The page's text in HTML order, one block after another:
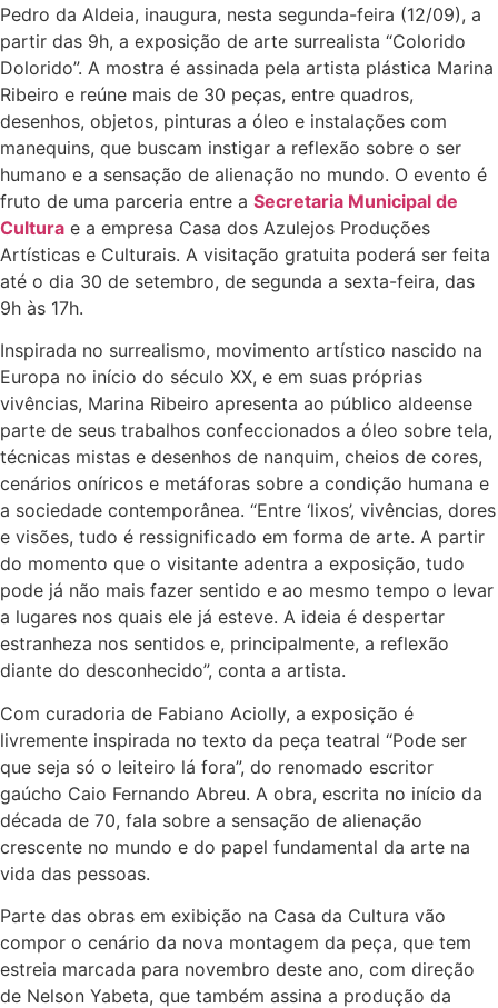
Pedro da Aldeia, inaugura, nesta segunda-feira (12/09), a
partir das 9h, a exposição de arte surrealista “Colorido
Dolorido”. A mostra é assinada pela artista plástica Marina
Ribeiro e reúne mais de 30 peças, entre quadros,
desenhos, objetos, pinturas a óleo e instalações com
manequins, que buscam instigar a reflexão sobre o ser
humano e a sensação de alienação no mundo. O evento é
fruto de uma parceria entre a Secretaria Municipal de
Cultura e a empresa Casa dos Azulejos Produções
Artísticas e Culturais. A visitação gratuita poderá ser feita
até o dia 30 de setembro, de segunda a sexta-feira, das
9h às 17h.
Inspirada no surrealismo, movimento artístico nascido na
Europa no início do século XX, e em suas próprias
vivências, Marina Ribeiro apresenta ao público aldeense
parte de seus trabalhos confeccionados a óleo sobre tela,
técnicas mistas e desenhos de nanquim, cheios de cores,
cenários oníricos e metáforas sobre a condição humana e
a sociedade contemporânea. “Entre ‘lixos’, vivências, dores
e visões, tudo é ressignificado em forma de arte. A partir
do momento que o visitante adentra a exposição, tudo
pode já não mais fazer sentido e ao mesmo tempo o levar
a lugares nos quais ele já esteve. A ideia é despertar
estranheza nos sentidos e, principalmente, a reflexão
diante do desconhecido”, conta a artista.
Com curadoria de Fabiano Aciolly, a exposição é
livremente inspirada no texto da peça teatral “Pode ser
que seja só o leiteiro lá fora”, do renomado escritor
gaúcho Caio Fernando Abreu. A obra, escrita no início da
década de 70, fala sobre a sensação de alienação
crescente no mundo e do papel fundamental da arte na
vida das pessoas.
Parte das obras em exibição na Casa da Cultura vão
compor o cenário da nova montagem da peça, que tem
estreia marcada para novembro deste ano, com direção
de Nelson Yabeta, que também assina a produção da